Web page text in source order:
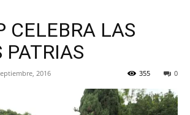
CELEBRA LAS
PATRIAS
2016 0
355